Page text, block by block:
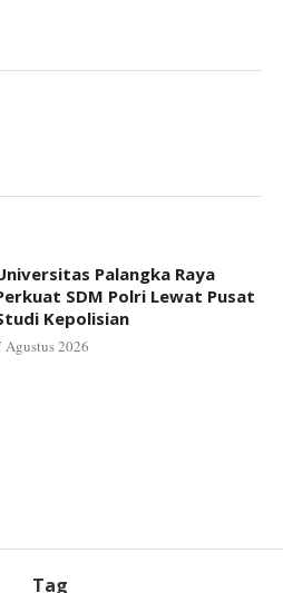
Palangka Raya
SDM Polri Lewat Pusat
Kepolisian
Agustus 2026
Tag